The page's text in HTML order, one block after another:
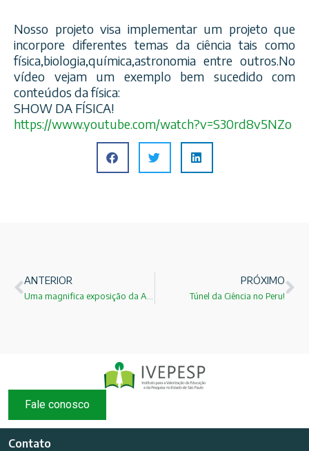
Nosso projeto visa implementar um projeto que
incorpore diferentes temas da ciência tais como
física,biologia,química,astronomia entre outros.No
vídeo vejam um exemplo bem sucedido com
conteúdos da física:
SHOW DA FÍSICA!
https://www.youtube.com/watch?v=S30rd8v5NZo
ANTERIOR PRÓXIMO
Túnel da Ciência no Peru!
Fale conosco
Contato